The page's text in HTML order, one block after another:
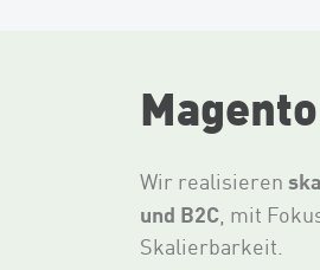
Wir realisieren
und B2C, mit
Skalierbarkeit.